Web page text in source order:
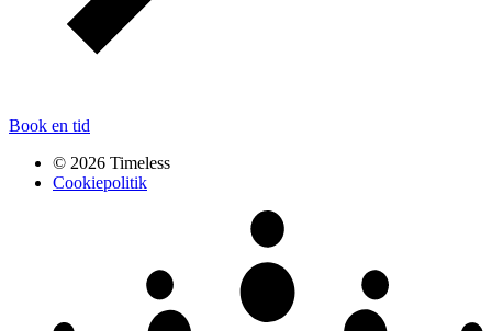
Book en tid
© 2026 Timeless
Cookiepolitik